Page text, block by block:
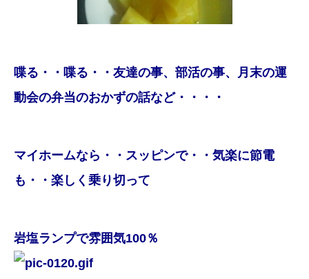
喋る・・喋る・・友達の事、部活の事、月末の運
動会の弁当のおかずの話など・・・・
マイホームなら・・スッピンで・・気楽に節電
も・・楽しく乗り切って
岩塩ランプで雰囲気100％